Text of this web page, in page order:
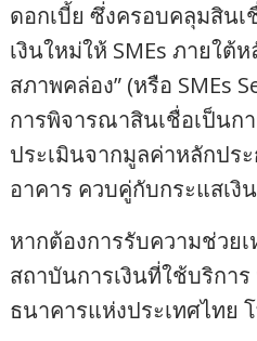
ดอกเบี้ย ซึ่งครอบคลุมสินเ
เงินใหม่ให้ SMEs ภายใต้
สภาพคล่อง” (หรือ SMEs
การพิจารณาสินเชื่อเป็นก
ประเมินจากมูลค่าหลักปร
อาคาร ควบคู่กับกระแสเ
หากต้องการรับความช่วย
สถาบันการเงินที่ใช้บริกา
ธนาคารแห่งประเทศไทย